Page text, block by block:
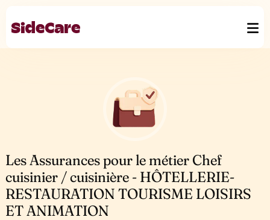
Les Assurances pour le métier Chef
cuisinier / cuisinière - HÔTELLERIE-
RESTAURATION TOURISME LOISIRS
ET ANIMATION